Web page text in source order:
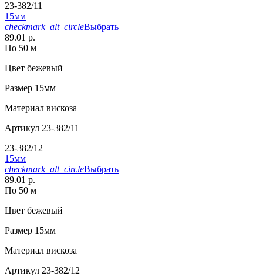
23-382/11
15мм
checkmark_alt_circleВыбрать
89.01 р.
По 50 м
Цвет бежевый
Размер 15мм
Материал вискоза
Артикул 23-382/11
23-382/12
15мм
checkmark_alt_circleВыбрать
89.01 р.
По 50 м
Цвет бежевый
Размер 15мм
Материал вискоза
Артикул 23-382/12